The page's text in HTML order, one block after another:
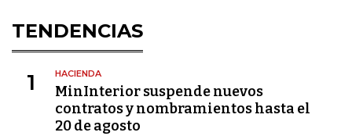
TENDENCIAS
1 HACIENDA
MinInterior suspende nuevos
contratos y nombramientos hasta el
20 de agosto